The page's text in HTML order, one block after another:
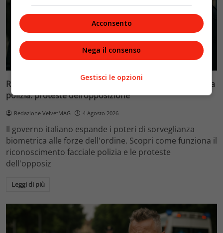
Politica
Riconoscimento facciale, il governo accelera i poteri alla
polizia: proteste dell’opposizione
Redazione VelvetMAG 4 Agosto 2026
Il governo italiano espande i poteri di sorveglianza
biometrica alle forze dell'ordine. Scopri come funziona il
riconoscimento facciale polizia e le proteste
dell'opposiz
Leggi di più
Acconsento
Nega il consenso
Gestisci le opzioni